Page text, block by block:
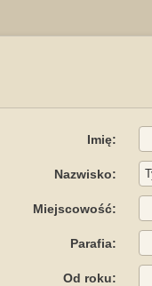
Imię:
Nazwisko:
Miejscowość:
Parafia:
Od roku: